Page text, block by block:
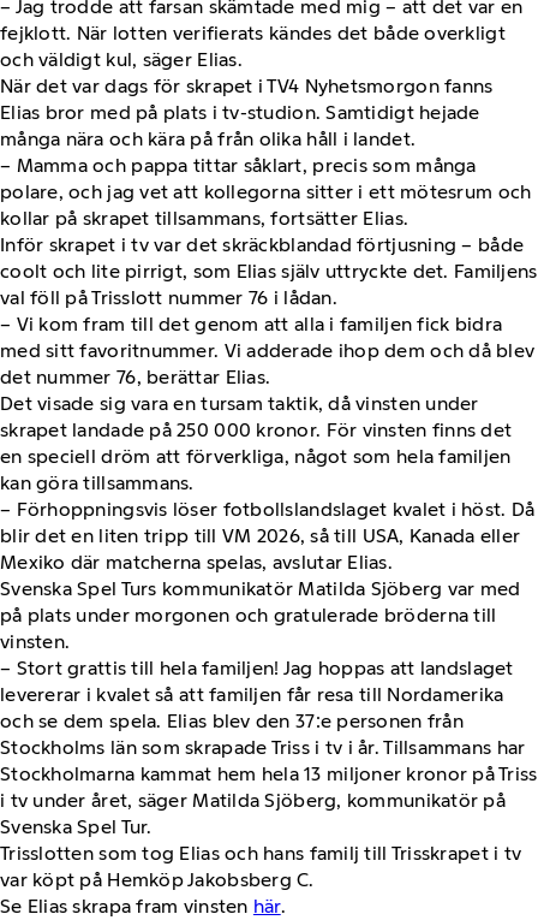
– Jag trodde att farsan skämtade med mig – att det var en
fejklott. När lotten verifierats kändes det både overkligt
och väldigt kul, säger Elias.
När det var dags för skrapet i TV4 Nyhetsmorgon fanns
Elias bror med på plats i tv-studion. Samtidigt hejade
många nära och kära på från olika håll i landet.
– Mamma och pappa tittar såklart, precis som många
polare, och jag vet att kollegorna sitter i ett mötesrum och
kollar på skrapet tillsammans, fortsätter Elias.
Inför skrapet i tv var det skräckblandad förtjusning – både
coolt och lite pirrigt, som Elias själv uttryckte det. Familjens
val föll på Trisslott nummer 76 i lådan.
– Vi kom fram till det genom att alla i familjen fick bidra
med sitt favoritnummer. Vi adderade ihop dem och då blev
det nummer 76, berättar Elias.
Det visade sig vara en tursam taktik, då vinsten under
skrapet landade på 250 000 kronor. För vinsten finns det
en speciell dröm att förverkliga, något som hela familjen
kan göra tillsammans.
– Förhoppningsvis löser fotbollslandslaget kvalet i höst. Då
blir det en liten tripp till VM 2026, så till USA, Kanada eller
Mexiko där matcherna spelas, avslutar Elias.
Svenska Spel Turs kommunikatör Matilda Sjöberg var med
på plats under morgonen och gratulerade bröderna till
vinsten.
– Stort grattis till hela familjen! Jag hoppas att landslaget
levererar i kvalet så att familjen får resa till Nordamerika
och se dem spela. Elias blev den 37:e personen från
Stockholms län som skrapade Triss i tv i år. Tillsammans har
Stockholmarna kammat hem hela 13 miljoner kronor på Triss
i tv under året, säger Matilda Sjöberg, kommunikatör på
Svenska Spel Tur.
Trisslotten som tog Elias och hans familj till Trisskrapet i tv
var köpt på Hemköp Jakobsberg C.
Se Elias skrapa fram vinsten här.